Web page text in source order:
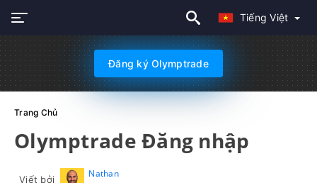
Tiếng Việt
Đăng ký Olymptrade
Trang Chủ
Olymptrade Đăng nhập
Viết bởi
Nathan